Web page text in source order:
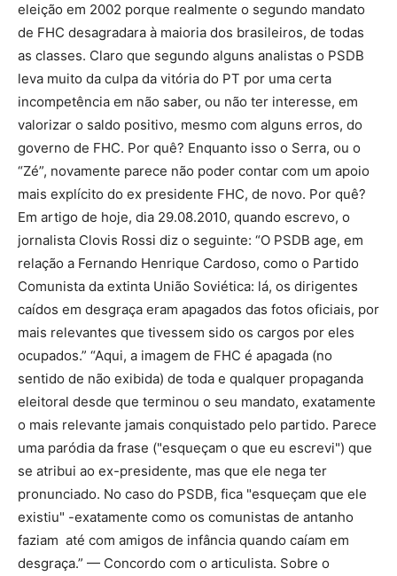
eleição em 2002 porque realmente o segundo mandato
de FHC desagradara à maioria dos brasileiros, de todas
as classes. Claro que segundo alguns analistas o PSDB
leva muito da culpa da vitória do PT por uma certa
incompetência em não saber, ou não ter interesse, em
valorizar o saldo positivo, mesmo com alguns erros, do
governo de FHC. Por quê? Enquanto isso o Serra, ou o
“Zé”, novamente parece não poder contar com um apoio
mais explícito do ex presidente FHC, de novo. Por quê?
Em artigo de hoje, dia 29.08.2010, quando escrevo, o
jornalista Clovis Rossi diz o seguinte: “O PSDB age, em
relação a Fernando Henrique Cardoso, como o Partido
Comunista da extinta União Soviética: lá, os dirigentes
caídos em desgraça eram apagados das fotos oficiais, por
mais relevantes que tivessem sido os cargos por eles
ocupados.” “Aqui, a imagem de FHC é apagada (no
sentido de não exibida) de toda e qualquer propaganda
eleitoral desde que terminou o seu mandato, exatamente
o mais relevante jamais conquistado pelo partido. Parece
uma paródia da frase ("esqueçam o que eu escrevi") que
se atribui ao ex-presidente, mas que ele nega ter
pronunciado. No caso do PSDB, fica "esqueçam que ele
existiu" -exatamente como os comunistas de antanho
faziam até com amigos de infância quando caíam em
desgraça.” — Concordo com o articulista. Sobre o